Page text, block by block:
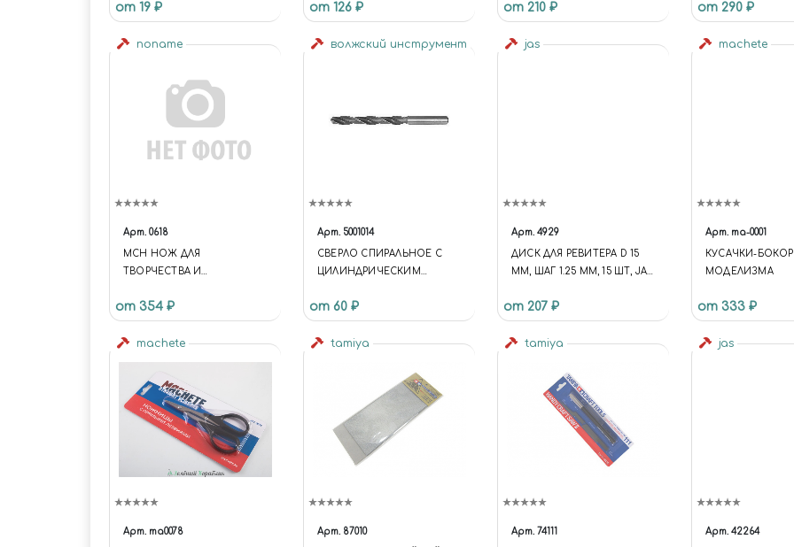
от 19 ₽ от 126 ₽ от 210 ₽
(GR800)
от 290 ₽
noname
Арт. 0618
MCH НОЖ ДЛЯ
ТВОРЧЕСТВА И
от 354 ₽
волжский инструмент
Арт. 5001014
СВЕРЛО СПИРАЛЬНОЕ С
ЦИЛИНДРИЧЕСКИМ
от 60 ₽
jas
Арт. 4929
ДИСК ДЛЯ РЕВИТЕРА D 15
ММ, ШАГ 1.25 ММ, 15 ШТ, JAS
от 207 ₽
machete
Арт. ma-0001
КУСАЧКИ-
МОДЕЛИЗМА
от 333 ₽
machete
Арт. ma0078
tamiya
Арт. 87010
tamiya
Арт. 74111
jas
Арт. 42264